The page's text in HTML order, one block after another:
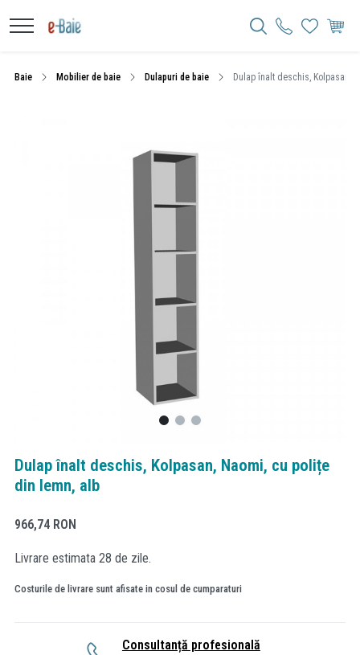
Baie Mobilier de baie Dulapuri de baie Dulap înalt deschis, Kolpasan,
Dulap înalt deschis, Kolpasan, Naomi, cu polițe
din lemn, alb
966,74 RON
Livrare estimata 28 de zile.
Costurile de livrare sunt afisate in cosul de cumparaturi
Consultanță profesională